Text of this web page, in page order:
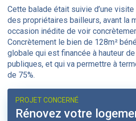
Cette balade était suivie d’une
des propriétaires bailleurs, avant la
occasion inédite de voir
Concrètement le bien de 128m²
globale qui est financée à hauteur
publiques, et qui va permettre à
de 75%.
PROJET CONCERNÉ
Rénovez votre